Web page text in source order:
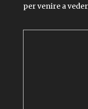
per venire a